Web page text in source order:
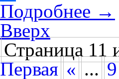
Отправить
Подробнее →
Вверх
Страница 11
Первая « ... 9